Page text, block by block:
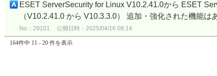
ESET ServerSecurity for Linux V10.2.41.0から ESET
（V10.2.41.0 から V10.3.3.0） 追加・強化された機能は
No：29101 公開日時：2025/04/16 08:14
164件中 11 - 20 件を表示